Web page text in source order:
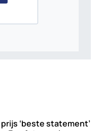
‘beste statement’